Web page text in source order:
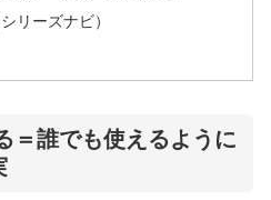
リーズナビ）
＝誰でも使えるように